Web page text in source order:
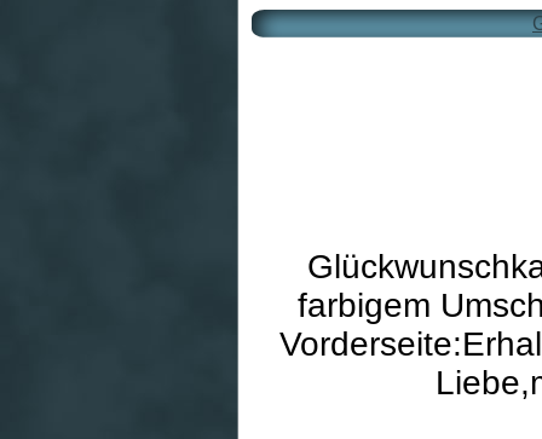
farbigem